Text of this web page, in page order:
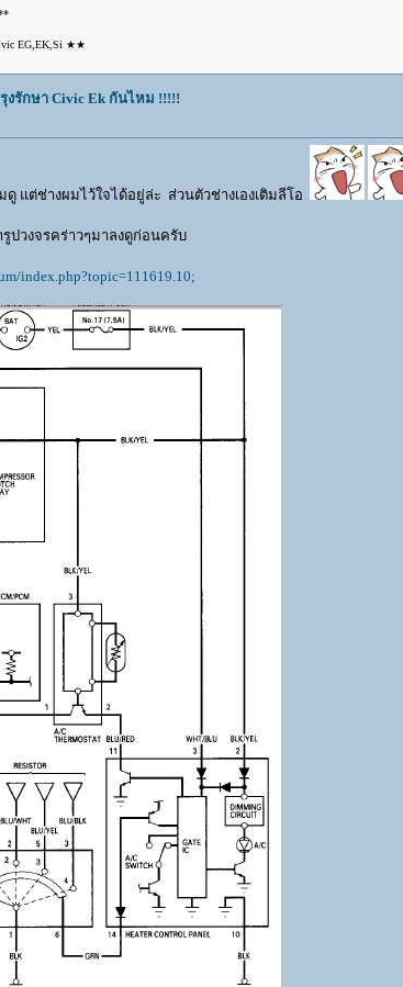
EG,EK,Si ★★
งรักษา Civic Ek กันไหม !!!!!
แต่ช่างผมไว้ใจได้อยู่ล่ะ ส่วนตัวช่างเองเติมลีโอ
ปวงจรคร่าวๆมาลงดูก่อนครับ
index.php?topic=111619.10;